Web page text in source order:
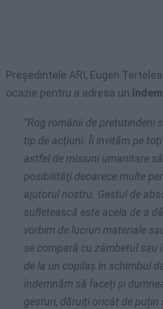
Președintele ARI, Eugen
ocazie pentru a adresa un
”Rog românii de pretutindeni
tip de acțiuni. Îi invităm pe
astfel de misiuni umanitare
posibilităţi deoarece multe
ajutorul nostru. Gestul de
sufletească este acela de a
vorbim de lucruri materiale
se compară cu zâmbetul sau
de la un copilaș în schimbul
îndemnăm să faceți și
gesturi, dăruiți oricât de puțin